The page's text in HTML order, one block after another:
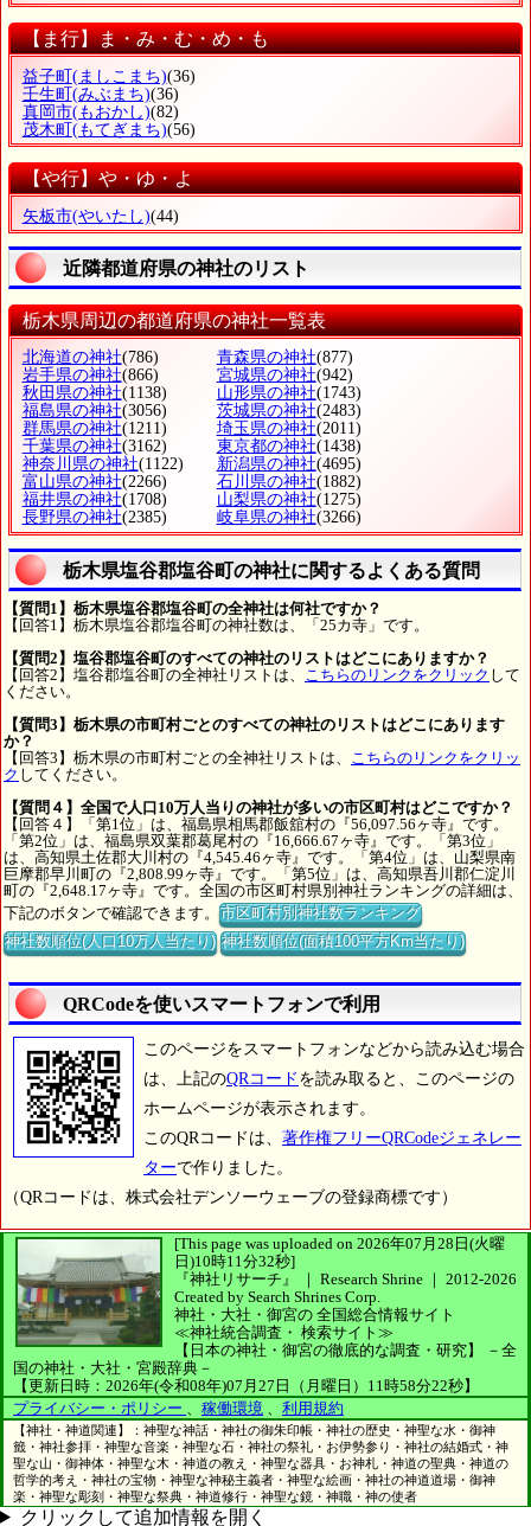
【ま行】ま・み・む・め・も
益子町 (ましこまち)(36)
壬生町 (みぶまち)(36)
真岡市(もおかし)(82)
茂木町 (もてぎまち)(56)
【や行】や・ゆ・よ
矢板市(やいたし)(44)
近隣都道府県の神社のリスト
栃木県周辺の都道府県の神社一覧表
北海道の神社(786) 青森県の神社(877)
岩手県の神社(866) 宮城県の神社(942)
秋田県の神社(1138) 山形県の神社(1743)
福島県の神社(3056) 茨城県の神社(2483)
群馬県の神社(1211) 埼玉県の神社(2011)
千葉県の神社(3162) 東京都の神社(1438)
神奈川県の神社(1122) 新潟県の神社(4695)
富山県の神社(2266) 石川県の神社(1882)
福井県の神社(1708) 山梨県の神社(1275)
長野県の神社(2385) 岐阜県の神社(3266)
栃木県塩谷郡塩谷町の神社に関するよくある質問
【質問1】栃木県塩谷郡塩谷町の全神社は何社ですか？
【回答1】栃木県塩谷郡塩谷町の神社数は、「25カ寺」です。
【質問2】塩谷郡塩谷町のすべての神社のリストはどこにありますか？
【回答2】塩谷郡塩谷町の全神社リストは、
こちらのリンクをクリック して
ください。
【質問3】栃木県の市町村ごとのすべての神社のリストはどこにあります
か？
【回答3】栃木県の市町村ごとの全神社リストは、
こちらのリンクをクリッ
ク してください。
【質問４】全国で人口10万人当りの神社が多いの市区町村はどこですか？
【回答４】「第1位」は、福島県相馬郡飯舘村の『56,097.56ヶ寺』です。
「第2位」は、福島県双葉郡葛尾村の『16,666.67ヶ寺』です。「第3位」
は、高知県土佐郡大川村の『4,545.46ヶ寺』です。「第4位」は、山梨県南
巨摩郡早川町の『2,808.99ヶ寺』です。「第5位」は、高知県吾川郡仁淀川
町の『2,648.17ヶ寺』です。全国の市区町村県別神社ランキングの詳細は、
下記のボタンで確認できます。市区町村別神社数ランキング
神社数順位(人口10万人当たり) 神社数順位(面積100平方Km当たり)
QRCodeを使いスマートフォンで利用
このページをスマートフォンなどから読み込む場合
は、上記のQRコード を読み取ると、このページの
ホームページが表示されます。
このQRコードは、 著作権フリーQRCodeジェネレー
ターで作りました。
（QRコードは、株式会社デンソーウェーブの登録商標です）
[This page was uploaded on 2026年07月28日(火曜
日)10時11分32秒]
『神社リサーチ』 ｜ Research Shrine ｜ 2012-2026
Created by Search Shrines Corp.
神社・大社・御宮の 全国総合情報サイト
≪神社統合調査・ 検索サイト≫
【日本の神社・御宮の徹底的な調査・研究】
－全
国の神社・大社・宮殿辞典－
【更新日時：2026年(令和08年)07月27日（月曜日）11時58分22秒】
プライバシー・ポリシー
稼働環境 利用規約
【神社・神道関連】：神聖な神話・神社の御朱印帳・神社の歴史・神聖な水・御神
籤・神社参拝・神聖な音楽・神聖な石・神社の祭礼・お伊勢参り・神社の結婚式・神
聖な山・御神体・神聖な木・神道の教え・神聖な器具・お神札・神道の聖典・神道の
哲学的考え・神社の宝物・神聖な神秘主義者・神聖な絵画・神社の神道道場・御神
楽・神聖な彫刻・神聖な祭典・神道修行・神聖な鏡・神職・神の使者
クリックして追加情報を開く